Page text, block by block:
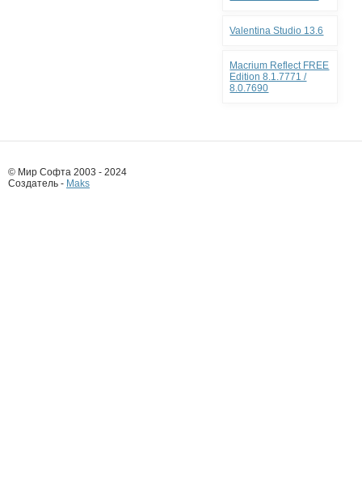
Valentina Studio 13.6
Macrium Reflect FREE
Edition 8.1.7771 /
8.0.7690
© Мир Софта 2003 - 2024
Создатель - Maks